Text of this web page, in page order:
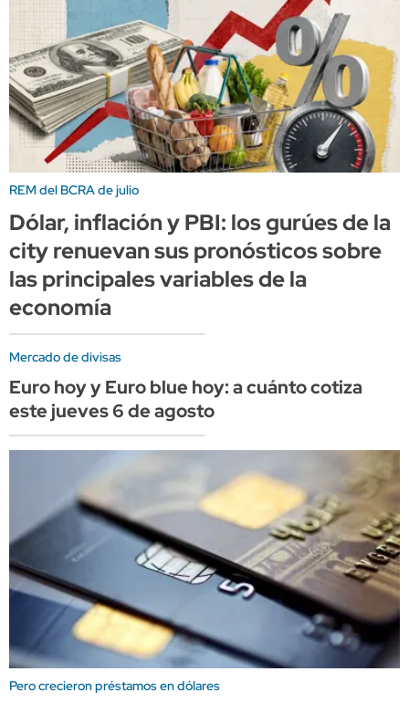
REM del BCRA de julio
Dólar, inflación y PBI: los gurúes de la
city renuevan sus pronósticos sobre
las principales variables de la
economía
Mercado de divisas
Euro hoy y Euro blue hoy: a cuánto cotiza
este jueves 6 de agosto
Pero crecieron préstamos en dólares